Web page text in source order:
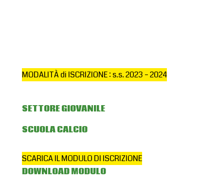
MODALITÀ di ISCRIZIONE : s.s. 2023 – 2024
SETTORE GIOVANILE
SCUOLA CALCIO
SCARICA IL MODULO DI ISCRIZIONE
DOWNLOAD MODULO